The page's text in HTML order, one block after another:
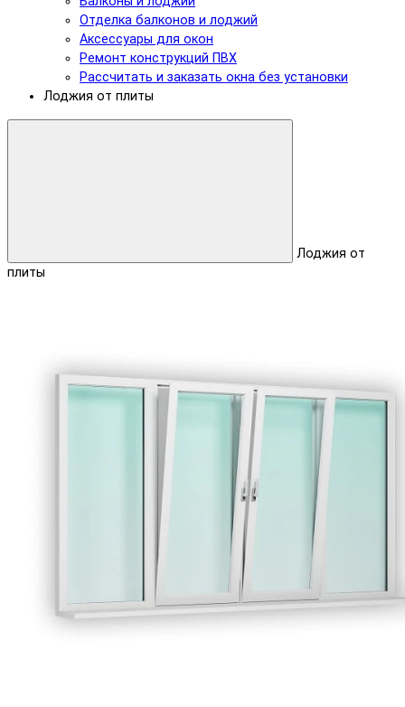
Отделка балконов и лоджий
Аксессуары для окон
Ремонт конструкций ПВХ
Рассчитать и заказать окна без установки
Лоджия от плиты
Лоджия от
плиты